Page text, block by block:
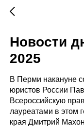
Новости
2025
В Перми накануне
юристов России
Всероссийскую
лауреатами в этом
края Дмитрий